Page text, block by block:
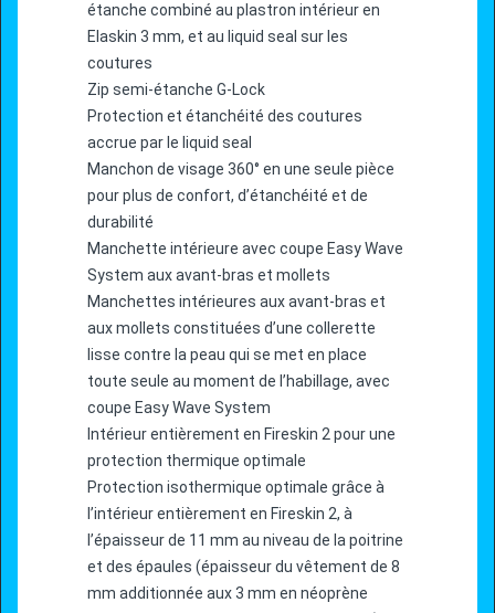
étanche combiné au plastron intérieur en
Elaskin 3 mm, et au liquid seal sur les
coutures
Zip semi-étanche G-Lock
Protection et étanchéité des coutures
accrue par le liquid seal
Manchon de visage 360° en une seule pièce
pour plus de confort, d’étanchéité et de
durabilité
Manchette intérieure avec coupe Easy Wave
System aux avant-bras et mollets
Manchettes intérieures aux avant-bras et
aux mollets constituées d’une collerette
lisse contre la peau qui se met en place
toute seule au moment de l’habillage, avec
coupe Easy Wave System
Intérieur entièrement en Fireskin 2 pour une
protection thermique optimale
Protection isothermique optimale grâce à
l’intérieur entièrement en Fireskin 2, à
l’épaisseur de 11 mm au niveau de la poitrine
et des épaules (épaisseur du vêtement de 8
mm additionnée aux 3 mm en néoprène